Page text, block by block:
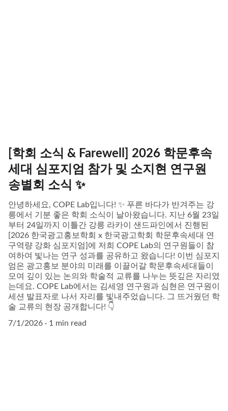
[학회 소식 & Farewell] 2026 학문후속
세대 심포지엄 참가 및 소지현 연구원
송별회 소식 ✨
안녕하세요, COPE Lab입니다! ✨ 푸른 바다가 반겨주는 강
릉에서 기분 좋은 학회 소식이 날아왔습니다. 지난 6월 23일
부터 24일까지 이틀간 강릉 라카이 샌드파인에서 진행된
[2026 한국광고홍보학회 x 한국광고학회 학문후속세대 연
구역량 강화 심포지엄]에 저희 COPE Lab의 연구원들이 참
여하여 빛나는 연구 성과를 공유하고 왔습니다! 이번 심포지
엄은 광고홍보 분야의 미래를 이끌어갈 학문후속세대들이
모여 깊이 있는 논의와 학술적 교류를 나누는 뜻깊은 자리였
는데요. COPE Lab에서는 김세영 연구원과 심현은 연구원이
세션 발표자로 나서 자리를 빛내주었습니다. 그 뜨거웠던 학
술 교류의 현장 공개합니다! 👇
7/1/2026
1 min read